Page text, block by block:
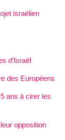
israélien
d’Israël
des Européens
ans à cirer les
opposition